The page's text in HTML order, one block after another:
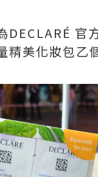
DECLARÉ 官
精美化妝包乙